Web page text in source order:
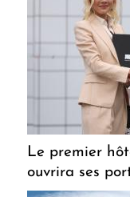
Le premier
ouvrira ses